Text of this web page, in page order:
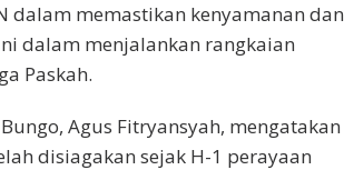
dalam memastikan kenyamanan dan
dalam menjalankan rangkaian
Paskah.
Agus Fitryansyah, mengatakan
disiagakan sejak H-1 perayaan